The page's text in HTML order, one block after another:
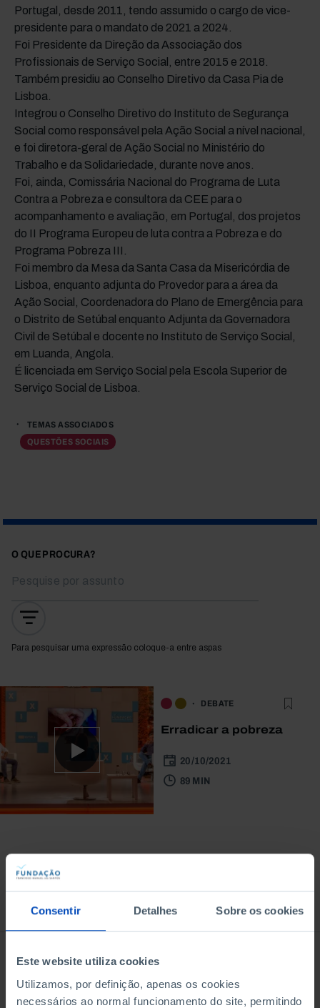
Consentir Detalhes Sobre os cookies
Este website utiliza cookies
Utilizamos, por definição, apenas os cookies
necessários ao normal funcionamento do site, permitindo
Portugal, desde 2011, tendo assumido o cargo de vice-
presidente para o mandato de 2021 a 2024.
Foi Presidente da Direção da Associação dos
Profissionais de Serviço Social, entre 2015 e 2018.
Também presidiu ao Conselho Diretivo da Casa Pia de
Lisboa.
Integrou o Conselho Diretivo do Instituto de Segurança
Social como responsável pela Ação Social a nível nacional,
e foi diretora-geral de Ação Social no Ministério do
Trabalho e da Solidariedade, durante nove anos.
Foi, ainda, Comissária Nacional do Programa de Luta
Contra a Pobreza e consultora da CEE para o
acompanhamento e avaliação, em Portugal, dos projetos
do II Programa Europeu de luta contra a Pobreza e do
Programa Pobreza III.
Foi membro da Mesa da Santa Casa da Misericórdia de
Lisboa, enquanto adjunta do Provedor para a área da
Ação Social, Coordenadora do Plano de Emergência para
o Distrito de Setúbal enquanto Adjunta da Governadora
Civil de Setúbal e docente no Instituto de Serviço Social,
em Luanda, Angola.
É licenciada em Serviço Social pela Escola Superior de
Serviço Social de Lisboa.
TEMAS ASSOCIADOS
QUESTÕES SOCIAIS
O QUE PROCURA?
Para pesquisar uma expressão coloque-a entre aspas
DEBATE
Erradicar a pobreza
20/10/2021
89 MIN
À venda na Livraria